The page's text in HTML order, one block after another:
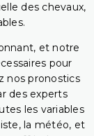
des chevaux,
et notre
pour
nos pronostics
des experts
les variables
la météo, et